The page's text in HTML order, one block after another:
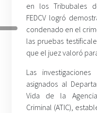
en los Tribubales
FEDCV logró
condenado en el
las pruebas
que el juez valoró
Las
asignados al
Vida de la
Criminal (ATIC),